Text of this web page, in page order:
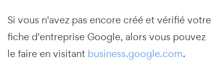
Si vous n'avez pas encore créé et vérifié votre
fiche d'entreprise Google, alors vous pouvez
le faire en visitant business.google.com.